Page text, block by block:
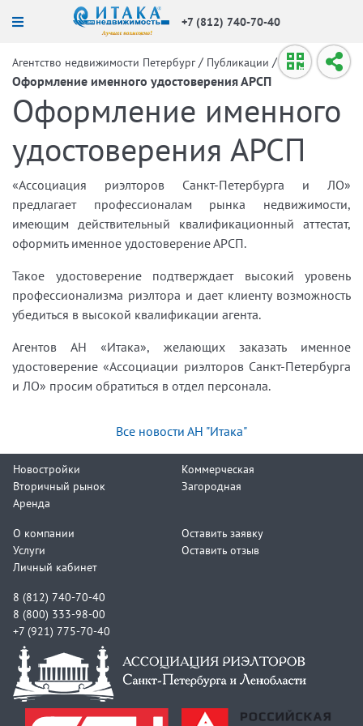
+7 (812) 740-70-40
Агентство недвижимости Петербург / Публикации /
Оформление именного удостоверения АРСП
Оформление именного
удостоверения АРСП
«Ассоциация риэлторов Санкт-Петербурга и ЛО»
предлагает профессионалам рынка недвижимости,
имеющим действительный квалификационный аттестат,
оформить именное удостоверение АРСП.
Такое удостоверение подтверждает высокий уровень
профессионализма риэлтора и дает клиенту возможность
убедиться в высокой квалификации агента.
Агентов АН «Итака», желающих заказать именное
удостоверение «Ассоциации риэлторов Санкт-Петербурга
и ЛО» просим обратиться в отдел персонала.
Все новости АН "Итака"
Новостройки
Вторичный рынок
Аренда
Коммерческая
Загородная
О компании
Услуги
Личный кабинет
Оставить заявку
Оставить отзыв
8 (812) 740-70-40
8 (800) 333-98-00
+7 (921) 775-70-40